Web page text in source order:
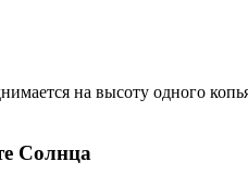
на высоту одного
Солнца